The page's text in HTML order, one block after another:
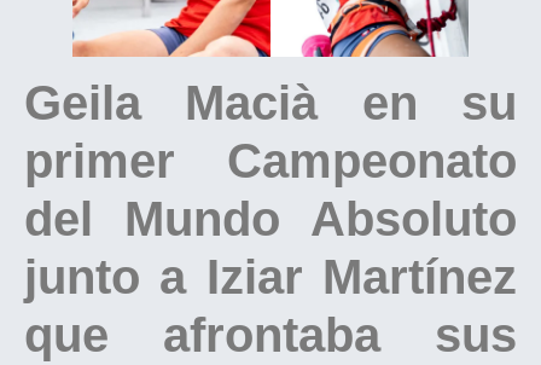
Geila Macià en su
primer Campeonato
del Mundo Absoluto
junto a Iziar Martínez
que afrontaba sus